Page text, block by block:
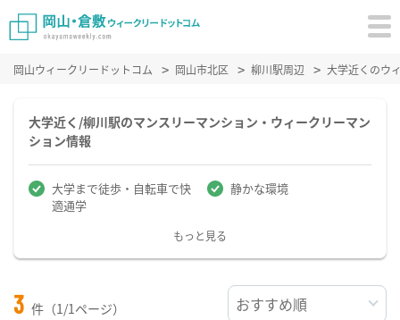
岡山ウィークリードットコム 岡山市北区 柳川駅周辺 大学近くのウ
大学近く/柳川駅のマンスリーマンション・ウィークリーマン
ション情報
大学まで徒歩・自転車で快
適通学
静かな環境
もっと見る
3 件（1/1ページ）